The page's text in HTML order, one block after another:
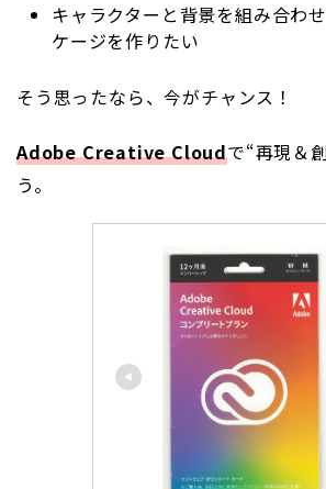
キャラクターと背景を組み合わ
ケージを作りたい
そう思ったなら、今がチャンス！
Adobe Creative Cloudで“再現＆
う。